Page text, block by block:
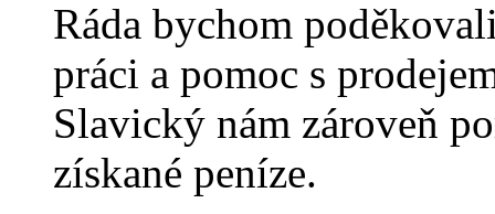
Ráda bychom
práci a pomoc s
Slavický nám zároveň
získané peníze.